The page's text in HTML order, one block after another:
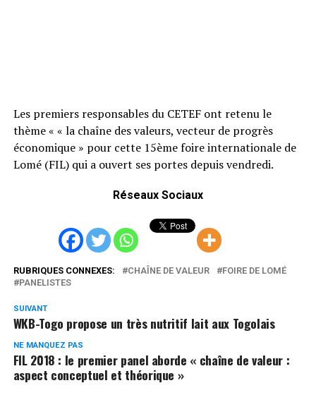
Les premiers responsables du CETEF ont retenu le
thème « « la chaîne des valeurs, vecteur de progrès
économique » pour cette 15ème foire internationale de
Lomé (FIL) qui a ouvert ses portes depuis vendredi.
Réseaux Sociaux
RUBRIQUES CONNEXES: CHAÎNE DE VALEUR
FOIRE DE LOMÉ
PANELISTES
SUIVANT
WKB-Togo propose un très nutritif lait aux Togolais
NE MANQUEZ PAS
FIL 2018 : le premier panel aborde « chaîne de valeur :
aspect conceptuel et théorique »